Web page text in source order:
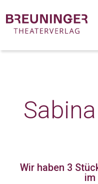
Wir haben 3
im